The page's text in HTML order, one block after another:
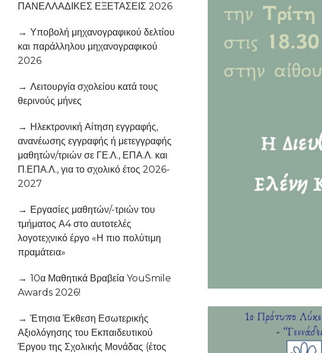
ΠΑΝΕΛΛΑΔΙΚΕΣ ΕΞΕΤΑΣΕΙΣ 2026
Υποβολή μηχανογραφικού δελτίου
και παράλληλου μηχανογραφικού
2026
Λειτουργία σχολείου κατά τους
θερινούς μήνες
Ηλεκτρονική Αίτηση εγγραφής,
ανανέωσης εγγραφής ή μετεγγραφής
μαθητών/τριών σε ΓΕ.Λ., ΕΠΑ.Λ. και
Π.ΕΠΑ.Λ., για το σχολικό έτος 2026-
2027
Εργασίες μαθητών/-τριών του
τμήματος Α4 στο αυτοτελές
λογοτεχνικό έργο «Η πιο πολύτιμη
πραμάτεια»
10α Μαθητικά Βραβεία YouSmile
Awards 2026!
Έτησια Έκθεση Εσωτερικής
Αξιολόγησης του Εκπαιδευτικού
Έργου της Σχολικής Μονάδας (έτος